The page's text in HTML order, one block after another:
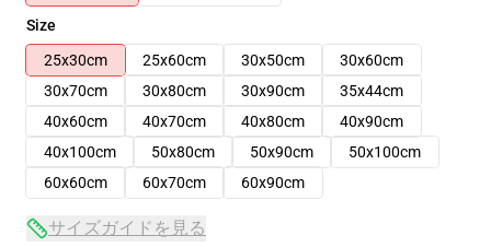
Size
25x30cm
25x60cm 30x50cm
30x60cm
30x70cm
30x80cm 30x90cm
35x44cm
40x60cm
40x70cm 40x80cm
40x90cm
40x100cm
50x80cm 50x90cm
50x100cm
60x60cm
60x70cm 60x90cm
サイズガイドを見る